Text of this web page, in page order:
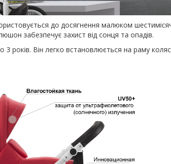
до досягнення малюком
забезпечує захист від сонця та опадів.
років. Він легко встановлюється на раму